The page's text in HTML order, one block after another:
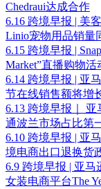
Chedraui达成合作
6.16 跨境早报 | 美
Linio宠物用品销量
6.15 跨境早报 |
Market”直播购物活
6.14 跨境早报 | 亚
节在线销售额将增
6.13 跨境早报｜
通波兰市场占比第
6.10 跨境早报 | 亚
境电商出口退换货
6.9 跨境早报 | 亚马
女装电商平台The